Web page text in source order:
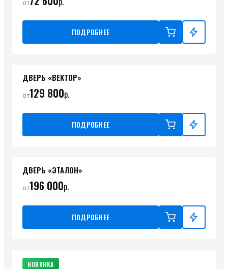
от
ПОДРОБНЕЕ
ДВЕРЬ «ВЕКТОР»
от129 800р.
ПОДРОБНЕЕ
ДВЕРЬ «ЭТАЛОН»
от196 000р.
ПОДРОБНЕЕ
НОВИНКА